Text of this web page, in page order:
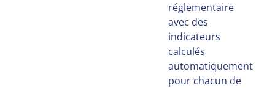
réglementaire
avec des
indicateurs
calculés
automatiquement
pour chacun de